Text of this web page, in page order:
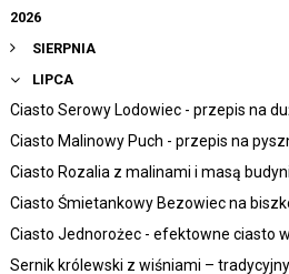
2026
SIERPNIA
LIPCA
Ciasto Serowy Lodowiec - przepis na
Ciasto Malinowy Puch - przepis na
Ciasto Rozalia z malinami i masą
Ciasto Śmietankowy Bezowiec na
Ciasto Jednorożec - efektowne ciasto
Sernik królewski z wiśniami – tradycyjny